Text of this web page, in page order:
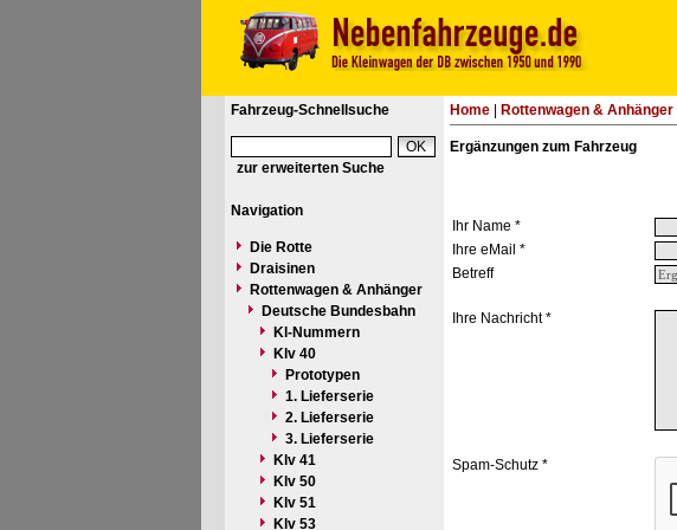
Fahrzeug-Schnellsuche
zur erweiterten Suche
Navigation
Die Rotte
Draisinen
Rottenwagen & Anhänger
Deutsche Bundesbahn
Kl-Nummern
Klv 40
Prototypen
1. Lieferserie
2. Lieferserie
3. Lieferserie
Klv 41
Klv 50
Klv 51
Klv 53
Home| Rottenwagen & Anhänger|
Ergänzungen zum Fahrzeug
Ihr Name *
Ihre eMail *
Betreff
Ihre Nachricht *
Spam-Schutz *